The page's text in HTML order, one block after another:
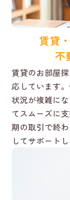
賃貸
不
賃貸のお部屋
応しています
状況が複雑に
てスムーズに
期の取引で終
してサポート